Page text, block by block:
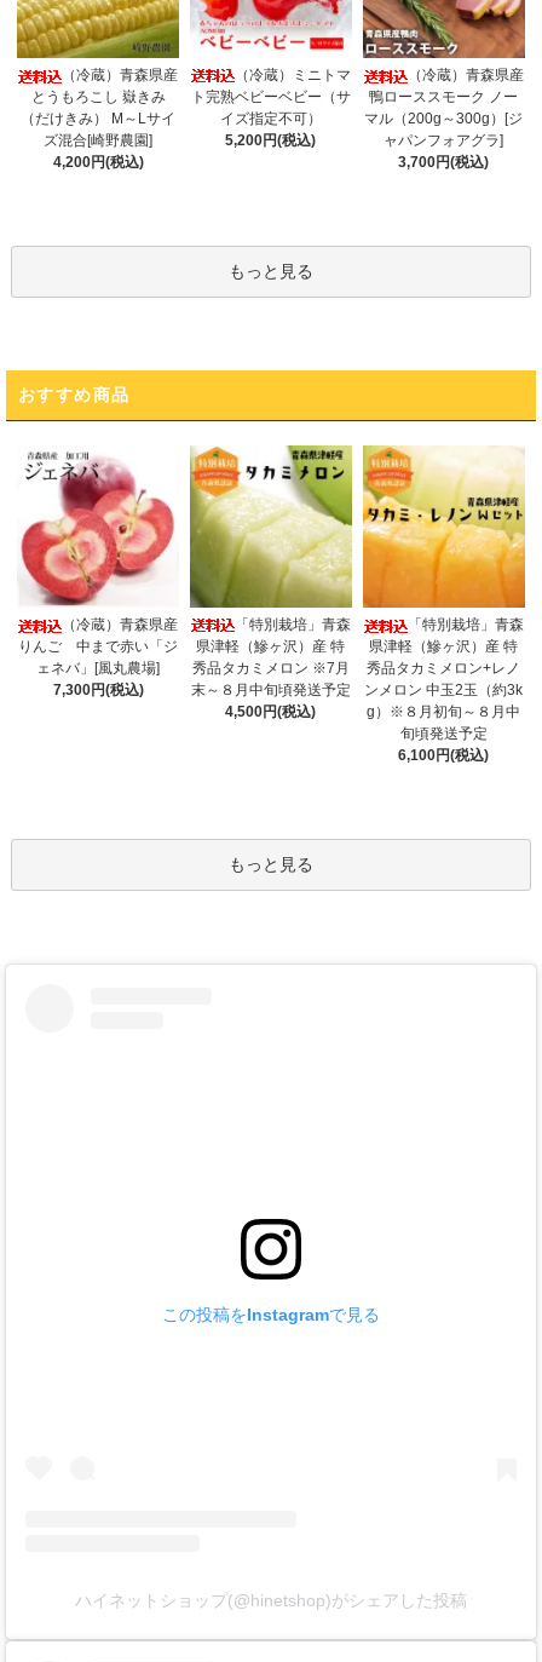
（冷蔵）青森県産
とうもろこし 嶽きみ
（だけきみ） M～Lサイ
ズ混合[崎野農園]
4,200円(税込)
（冷蔵）ミニトマ
ト完熟ベビーベビー（サ
イズ指定不可）
5,200円(税込)
（冷蔵）青森県産
鴨ローススモーク ノー
マル（200g～300g）[ジ
ャパンフォアグラ]
3,700円(税込)
もっと見る
おすすめ商品
（冷蔵）青森県産
りんご 中まで赤い「ジ
ェネバ」[風丸農場]
7,300円(税込)
「特別栽培」青森
県津軽（鰺ヶ沢）産 特
秀品タカミメロン ※7月
末～８月中旬頃発送予定
4,500円(税込)
「特別栽培」青森
県津軽（鰺ヶ沢）産 特
秀品タカミメロン+レノ
ンメロン 中玉2玉（約3k
g）※８月初旬～８月中
旬頃発送予定
6,100円(税込)
もっと見る
この投稿をInstagramで見る
ハイネットショップ(@hinetshop)がシェアした投稿